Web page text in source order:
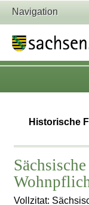
Navigation
Historische
Sächsische
Vollzitat: